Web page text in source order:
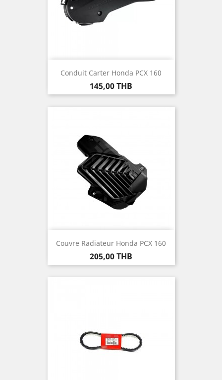
Conduit Carter Honda PCX 160
Prix
145,00 THB
Couvre Radiateur Honda PCX 160
Prix
205,00 THB